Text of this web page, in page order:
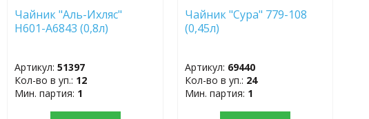
Чайник "Аль-Ихляс"
Н601-А6843 (0,8л)
Артикул:51397
Кол-во в уп.: 12
Мин. партия: 1
Чайник "Сура" 779-108
(0,45л)
Артикул: 69440
Кол-во в уп.: 24
Мин. партия: 1